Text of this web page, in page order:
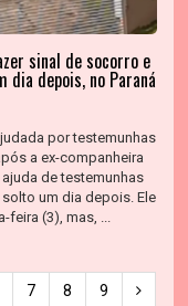
sinal de socorro e
depois, no Paraná
por testemunhas
a ex-companheira
de testemunhas
um dia depois. Ele
(3), mas, ...
7 8 9